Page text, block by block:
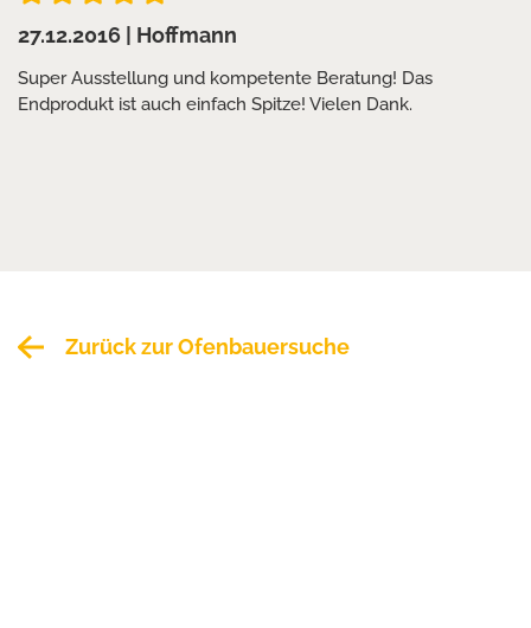
27.12.2016 | Hoffmann
Super Ausstellung und kompetente Beratung! Das
Endprodukt ist auch einfach Spitze! Vielen Dank.
Zurück zur Ofenbauersuche